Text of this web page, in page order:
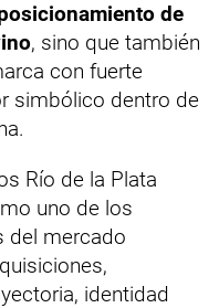
de
, sino que también
con fuerte
simbólico dentro de
Río de la Plata
uno de los
del mercado
identidad